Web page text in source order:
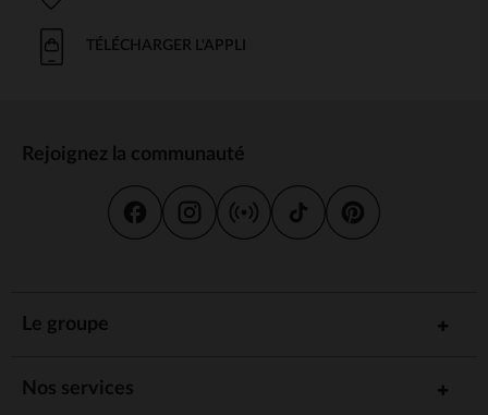
TÉLÉCHARGER L'APPLI
Rejoignez la communauté
Le groupe
Nos services